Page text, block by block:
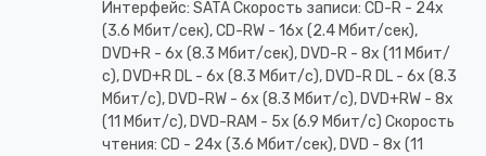
Интерфейс: SATA Скорость записи: CD-R - 24x
(3.6 Мбит/сек), CD-RW - 16x (2.4 Мбит/сек),
DVD+R - 6x (8.3 Мбит/сек), DVD-R - 8х (11 Мбит/
с), DVD+R DL - 6х (8.3 Мбит/с), DVD-R DL - 6х (8.3
Мбит/с), DVD-RW - 6х (8.3 Мбит/с), DVD+RW - 8x
(11 Мбит/с), DVD-RAM - 5х (6.9 Мбит/с) Скорость
чтения: CD - 24х (3.6 Мбит/сек), DVD - 8х (11